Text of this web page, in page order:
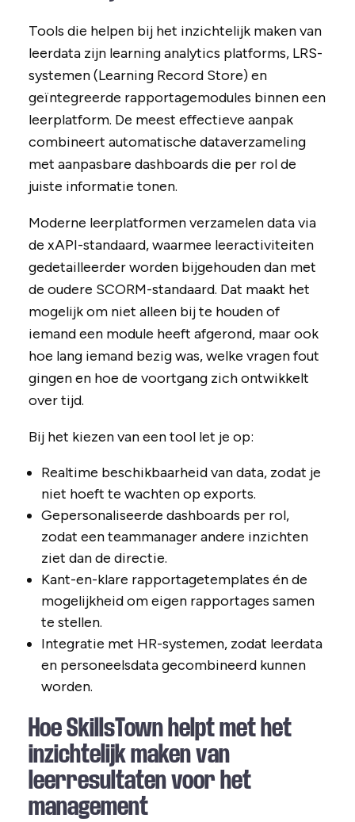
Tools die helpen bij het inzichtelijk maken van
leerdata zijn learning analytics platforms, LRS-
systemen (Learning Record Store) en
geïntegreerde rapportagemodules binnen een
leerplatform. De meest effectieve aanpak
combineert automatische dataverzameling
met aanpasbare dashboards die per rol de
juiste informatie tonen.
Moderne leerplatformen verzamelen data via
de xAPI-standaard, waarmee leeractiviteiten
gedetailleerder worden bijgehouden dan met
de oudere SCORM-standaard. Dat maakt het
mogelijk om niet alleen bij te houden of
iemand een module heeft afgerond, maar ook
hoe lang iemand bezig was, welke vragen fout
gingen en hoe de voortgang zich ontwikkelt
over tijd.
Bij het kiezen van een tool let je op:
Realtime beschikbaarheid van data, zodat je
niet hoeft te wachten op exports.
Gepersonaliseerde dashboards per rol,
zodat een teammanager andere inzichten
ziet dan de directie.
Kant-en-klare rapportagetemplates én de
mogelijkheid om eigen rapportages samen
te stellen.
Integratie met HR-systemen, zodat leerdata
en personeelsdata gecombineerd kunnen
worden.
Hoe SkillsTown helpt met het
inzichtelijk maken van
leerresultaten voor het
management